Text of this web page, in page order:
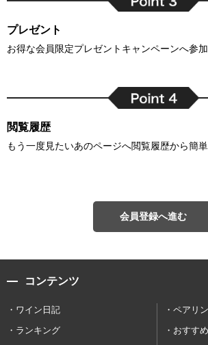
プレゼント
お得な会員限定プレゼントキャンペーンへ参加
閲覧履歴
もう一度見たいあのページへ閲覧履歴から簡
会員登録へ進む
コンテンツ
ワイン日記
ペアリ
ランキング
おすす